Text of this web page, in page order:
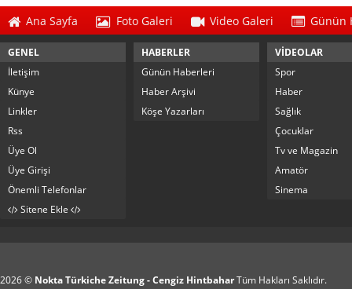
Ana Sayfa Foto Galeri Video Galeri Günün
GENEL
İletişim
Künye
Linkler
Rss
Üye Ol
Üye Girişi
Önemli Telefonlar
Sitene Ekle
HABERLER
Günün Haberleri
Haber Arşivi
Köşe Yazarları
VİDEOLAR
Spor
Haber
Sağlık
Çocuklar
Tv ve Magazin
Amatör
Sinema
2026 © Nokta Türkiche Zeitung - Cengiz HintbaharTüm Hakları Saklıdır.